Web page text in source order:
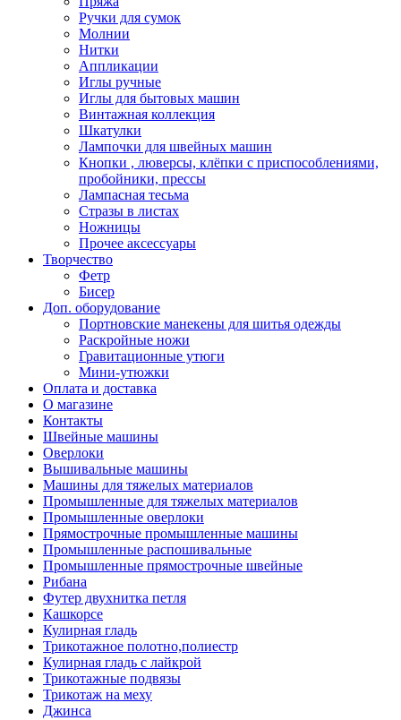
Ручки для сумок
Молнии
Нитки
Аппликации
Иглы ручные
Иглы для бытовых машин
Винтажная коллекция
Шкатулки
Лампочки для швейных машин
Кнопки , люверсы, клёпки с приспособлениями,
пробойники, прессы
Лампасная тесьма
Стразы в листах
Ножницы
Прочее аксессуары
Творчество
Фетр
Бисер
Доп. оборудование
Портновские манекены для шитья одежды
Раскройные ножи
Гравитационные утюги
Мини-утюжки
Оплата и доставка
О магазине
Контакты
Швейные машины
Оверлоки
Вышивальные машины
Машины для тяжелых материалов
Промышленные для тяжелых материалов
Промышленные оверлоки
Прямострочные промышленные машины
Промышленные распошивальные
Промышленные прямострочные швейные
Рибана
Футер двухнитка петля
Кашкорсе
Кулирная гладь
Трикотажное полотно,полиестр
Кулирная гладь с лайкрой
Трикотажные подвязы
Трикотаж на меху
Джинса